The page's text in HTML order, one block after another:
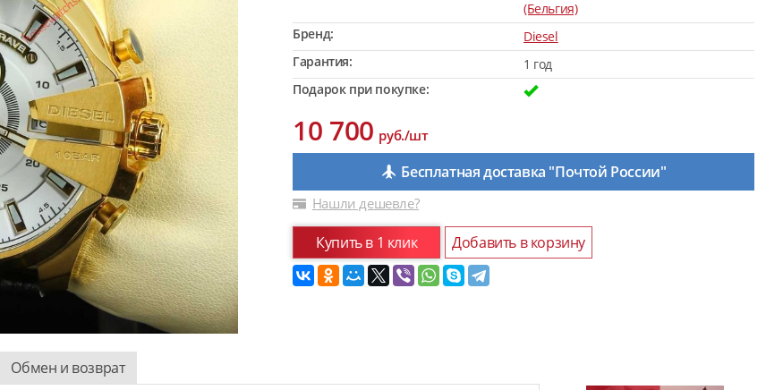
(Бельгия)
Бренд:
Diesel
Гарантия:
1 год
Подарок при покупке:
10 700руб./шт
Бесплатная доставка "Почтой России"
Нашли дешевле?
Купить в 1 клик Добавить в корзину
Обмен и возврат